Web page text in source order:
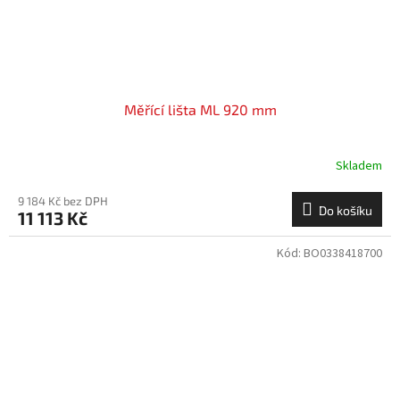
Měřící lišta ML 920 mm
Skladem
9 184 Kč bez DPH
11 113 Kč Do košíku
Kód: BO0338418700